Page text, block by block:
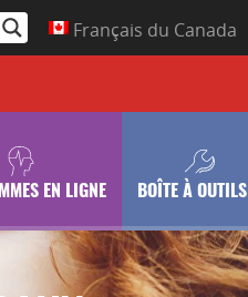
Français du Canada
EN LIGNE BOÎTE À OUTILS